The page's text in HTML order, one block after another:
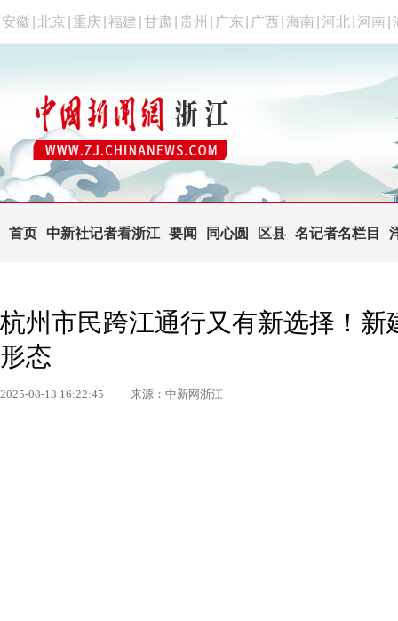
安徽 北京 重庆 福建 甘肃 贵州 广东 广西 海南 河北 河南
首页 中新社记者看浙江 要闻 同心圆 区县 名记者名栏目
杭州市民跨江通行又有新选择！
形态
2025-08-13 16:22:45 来源：中新网浙江